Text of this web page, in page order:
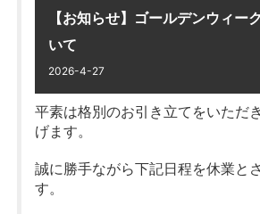
皆様には大変ご不便をおかけいた
何卒ご理解の程お願い申し上げます
【お知らせ】ゴールデンウィー
いて
2026-4-27
平素は格別のお引き立てをいただ
げます。
誠に勝手ながら下記日程を休業と
す。